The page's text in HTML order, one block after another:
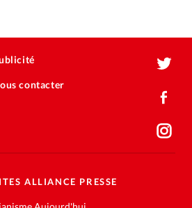
contacter
ALLIANCE PRESSE